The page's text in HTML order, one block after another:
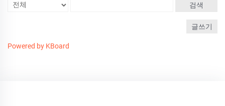
검색
글쓰기
Powered by KBoard